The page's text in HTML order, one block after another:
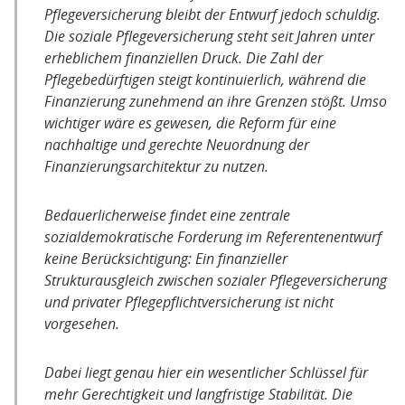
Pflegeversicherung bleibt der Entwurf jedoch schuldig.
Die soziale Pflegeversicherung steht seit Jahren unter
erheblichem finanziellen Druck. Die Zahl der
Pflegebedürftigen steigt kontinuierlich, während die
Finanzierung zunehmend an ihre Grenzen stößt. Umso
wichtiger wäre es gewesen, die Reform für eine
nachhaltige und gerechte Neuordnung der
Finanzierungsarchitektur zu nutzen.
Bedauerlicherweise findet eine zentrale
sozialdemokratische Forderung im Referentenentwurf
keine Berücksichtigung: Ein finanzieller
Strukturausgleich zwischen sozialer Pflegeversicherung
und privater Pflegepflichtversicherung ist nicht
vorgesehen.
Dabei liegt genau hier ein wesentlicher Schlüssel für
mehr Gerechtigkeit und langfristige Stabilität. Die